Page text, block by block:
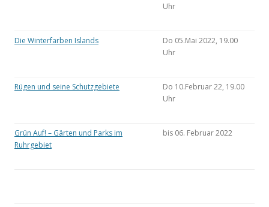
Uhr
Die Winterfarben Islands
Do 05.Mai 2022, 19.00
Uhr
Rügen und seine Schutzgebiete
Do 10.Februar 22, 19.00
Uhr
Grün Auf! – Gärten und Parks im
Ruhrgebiet
bis 06. Februar 2022